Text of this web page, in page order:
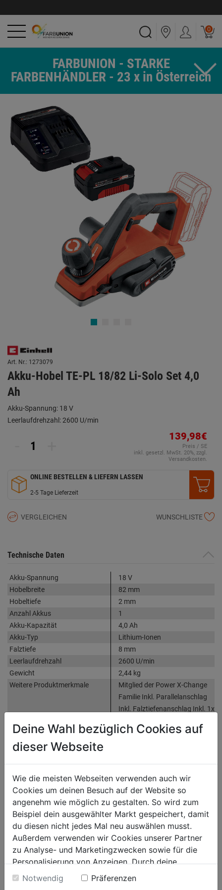
0
FARBUNION - STARKE
FARBENHÄNDLER - 23 x in Österreich
Art. Nr.: 1273079
Akku-Hobel TE-PL 18/82 Li-Solo Set 4,0
Ah
Akku-Spannung: 18 V
Leerlaufdrehzahl: 2600 U/min
139,98€
Preis / SE
inkl. gesetzl. MwSt. 20%, zzgl.
Versandkosten.
ONLINE BESTELLEN & LIEFERN LASSEN
2-5 Tage Lieferzeit
VERGLEICHEN WUNSCHLISTE
Technische Daten
Akku-Spannung
18 V
Hobelbreite
82 mm
Hobeltiefe
2 mm
Anzahl Akkus
1
Akku-Kapazität
4,0 Ah
Akku-Typ
Lithium-Ionen
Falztiefe
8 mm
Leerlaufdrehzahl
2600 U/min
Gewicht
2,44 kg
Weitere Produktmerkmale
Mitglied der Power X-Change
Familie Inkl. Parallelanschlag
Inkl. Falztiefenanschlag Inkl. 1x
Zubehör
inkl. Akku und Ladegerät
Bewertung (0)
HERSTELLERINFORMATIONEN
WEITERE PRODUKTE AUS DIESER
Deine Wahl bezüglich Cookies auf
dieser Webseite
Wie die meisten Webseiten verwenden auch wir
Cookies um deinen Besuch auf der Website so
angenehm wie möglich zu gestalten. So wird zum
Beispiel dein ausgewählter Markt gespeichert, damit
du diesen nicht jedes Mal neu auswählen musst.
Außerdem verwenden wir Cookies unserer Partner
zu Analyse- und Marketingzwecken sowie für die
Personalisierung von Anzeigen. Durch deine
Einwilligung werden die Daten von Drittanbieter,
unter anderem auch in den USA, verarbeitet.
Notwendig
Präferenzen